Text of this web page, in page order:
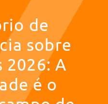
de
sobre
2026: A
é o